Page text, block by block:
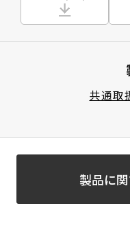
共通取
製品に